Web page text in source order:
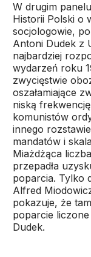
W drugim
Historii Polski o
socjologowie,
Antoni Dudek z
najbardziej
wydarzeń roku
zwycięstwie
oszałamiające
niską
komunistów
innego
mandatów i
Miażdżąca
przepadła
poparcia. Tylko
Alfred
pokazuje, że
poparcie liczone
Dudek.